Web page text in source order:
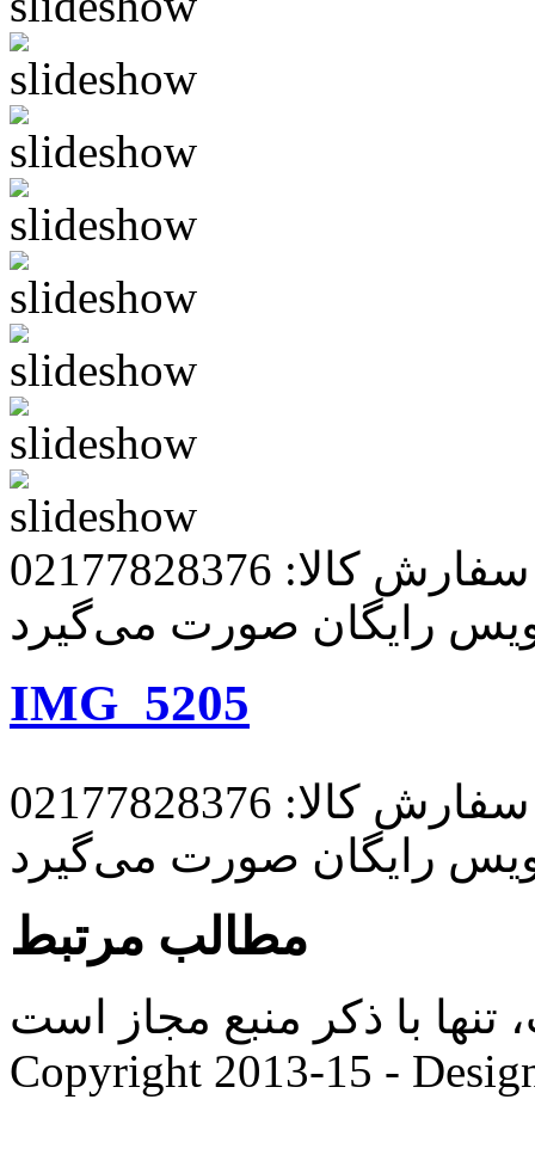
کالا: 02177828376
رایگان صورت می‌گیرد
IMG_5205
کالا: 02177828376
رایگان صورت می‌گیرد
مطالب مرتبط
با ذکر منبع مجاز است. |
Copyright 2013-15 -